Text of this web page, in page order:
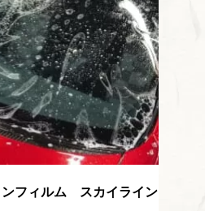
ンフィルム スカイライン